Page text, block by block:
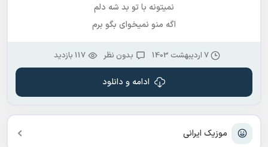
موزیک ایرانی
نمیتونه با تو بد شه دلم
اگه منو نمیخوای بگو برم
7 اردیبهشت 1403 بدون نظر 117 بازدید
ادامه و دانلود